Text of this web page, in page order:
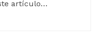
artículo…